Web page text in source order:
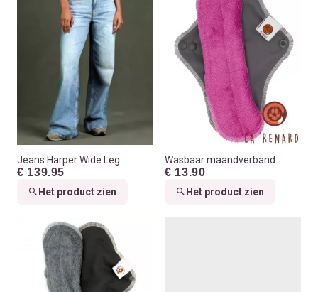
Jeans Harper Wide Leg
€ 139.95
Het product zien
Wasbaar maandverband
€ 13.90
Het product zien